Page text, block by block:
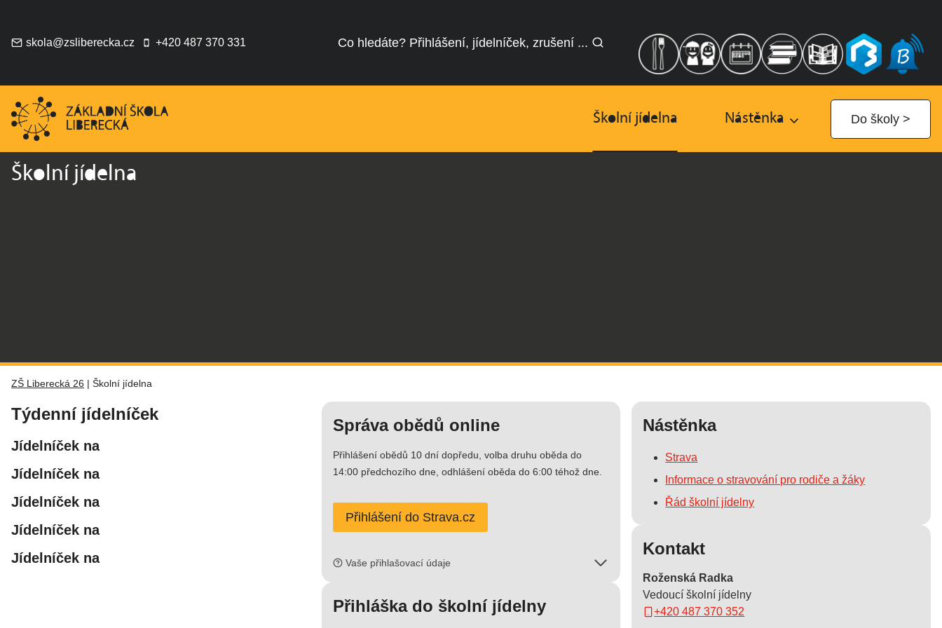
obsahskola@zsliberecka.cz +420 487 370 331 Co hledáte? Přihlášení, jídelníček, zrušení ...
Školní jídelna Nástěnka Do školy >
Školní jídelna
ZŠ Liberecká 26 Školní jídelna
Týdenní jídelníček
Jídelníček na
Jídelníček na
Jídelníček na
Jídelníček na
Jídelníček na
Správa obědů online
Přihlášení obědů 10 dní dopředu, volba druhu oběda do
14:00 předchozího dne, odhlášení oběda do 6:00 téhož dne.
Přihlášení do Strava.cz
Vaše přihlašovací údaje
Přihláška do školní jídelny
Nástěnka
Strava
Informace o stravování pro rodiče a žáky
Řád školní jídelny
Kontakt
Roženská Radka
Vedoucí školní jídelny
+420 487 370 352